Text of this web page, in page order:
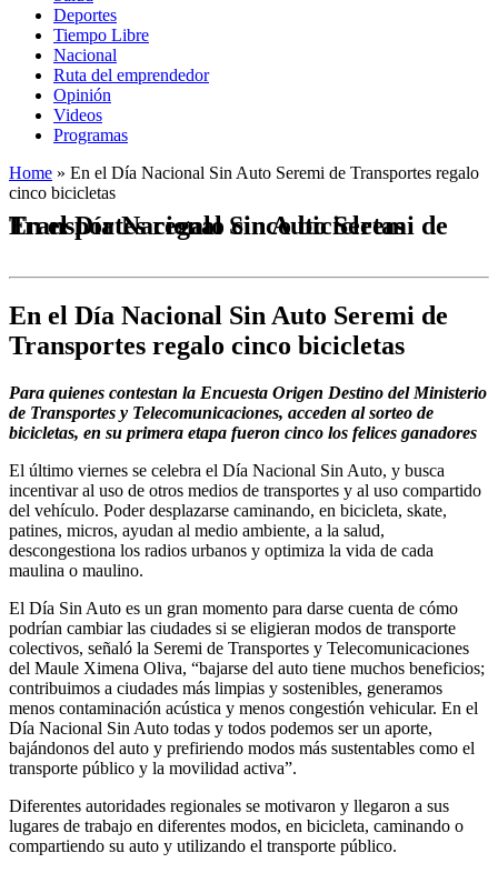
Deportes
Tiempo Libre
Nacional
Ruta del emprendedor
Opinión
Videos
Programas
Home » En el Día Nacional Sin Auto Seremi de Transportes regalo
cinco bicicletas
En el Día Nacional Sin Auto Seremi de Transportes regalo cinco bicicletas
En el Día Nacional Sin Auto Seremi de
Transportes regalo cinco bicicletas
Para quienes contestan la Encuesta Origen Destino del Ministerio
de Transportes y Telecomunicaciones, acceden al sorteo de
bicicletas, en su primera etapa fueron cinco los felices ganadores
El último viernes se celebra el Día Nacional Sin Auto, y busca
incentivar al uso de otros medios de transportes y al uso compartido
del vehículo. Poder desplazarse caminando, en bicicleta, skate,
patines, micros, ayudan al medio ambiente, a la salud,
descongestiona los radios urbanos y optimiza la vida de cada
maulina o maulino.
El Día Sin Auto es un gran momento para darse cuenta de cómo
podrían cambiar las ciudades si se eligieran modos de transporte
colectivos, señaló la Seremi de Transportes y Telecomunicaciones
del Maule Ximena Oliva, “bajarse del auto tiene muchos beneficios;
contribuimos a ciudades más limpias y sostenibles, generamos
menos contaminación acústica y menos congestión vehicular. En el
Día Nacional Sin Auto todas y todos podemos ser un aporte,
bajándonos del auto y prefiriendo modos más sustentables como el
transporte público y la movilidad activa”.
Diferentes autoridades regionales se motivaron y llegaron a sus
lugares de trabajo en diferentes modos, en bicicleta, caminando o
compartiendo su auto y utilizando el transporte público.